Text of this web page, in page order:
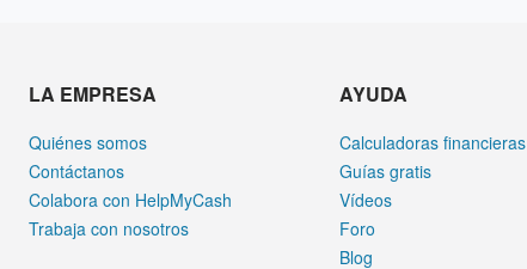
LA EMPRESA
Quiénes somos
Contáctanos
Colabora con HelpMyCash
Trabaja con nosotros
AYUDA
Calculadoras financieras
Guías gratis
Vídeos
Foro
Blog